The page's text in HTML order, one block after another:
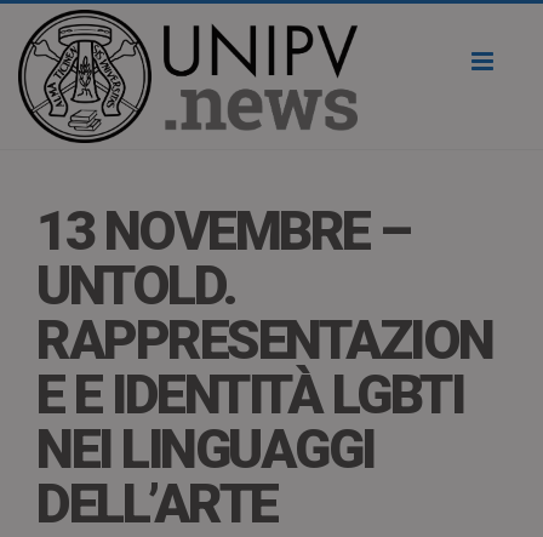
13 NOVEMBRE –
UNTOLD.
RAPPRESENTAZION
E E IDENTITÀ LGBTI
NEI LINGUAGGI
DELL’ARTE